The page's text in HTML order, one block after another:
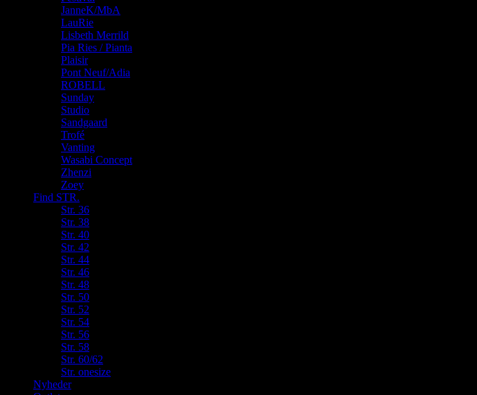
JanneK/MbA
LauRie
Lisbeth Merrild
Pia Ries / Pianta
Plaisir
Pont Neuf/Adia
ROBELL
Sunday
Studio
Sandgaard
Trofé
Vanting
Wasabi Concept
Zhenzi
Zoey
Find STR.
Str. 36
Str. 38
Str. 40
Str. 42
Str. 44
Str. 46
Str. 48
Str. 50
Str. 52
Str. 54
Str. 56
Str. 58
Str. 60/62
Str. onesize
Nyheder